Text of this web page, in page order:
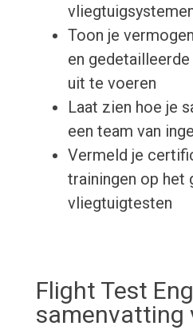
Toon je
en
uit te voeren
Laat zien hoe je
een team van
Vermeld je
trainingen op het
vliegtuigtesten
Flight Test
samenvatting